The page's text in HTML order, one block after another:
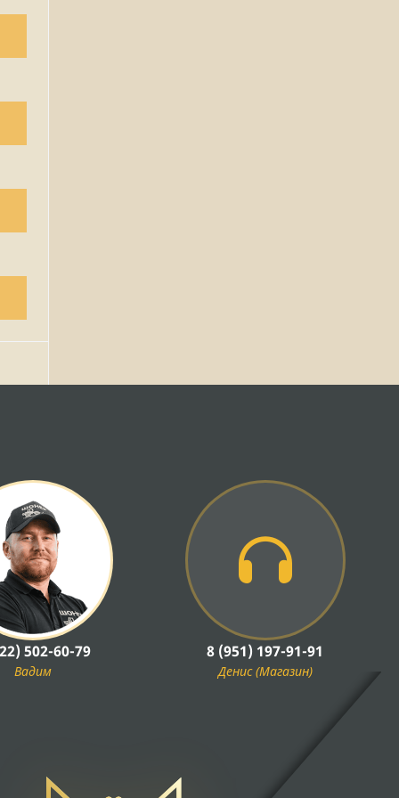
502-60-79
Вадим
8 (951) 197-91-91
Денис (Магазин)